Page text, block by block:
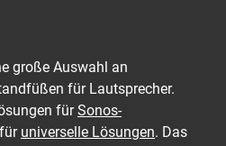
große Auswahl an
für Lautsprecher.
fürSonos-
universelle Lösungen. Das